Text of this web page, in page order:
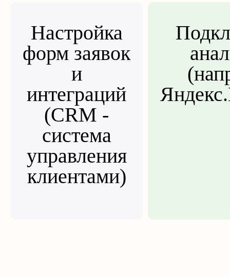
Настройка
форм заявок
и
интеграций
(CRM -
система
управления
клиентами)